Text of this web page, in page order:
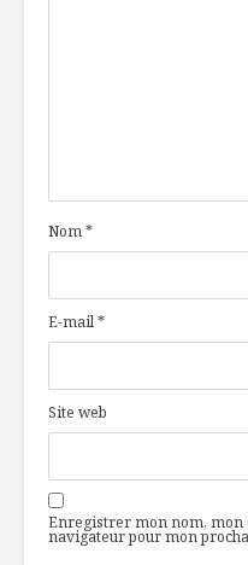
Nom*
E-mail*
Site web
Enregistrer mon nom, mon
navigateur pour mon